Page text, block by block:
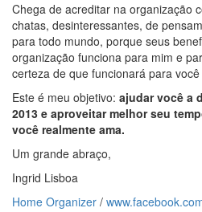
Chega de acreditar na organização
chatas, desinteressantes, de
para todo mundo, porque seus
organização funciona para mim e
certeza de que funcionará para
Este é meu objetivo: ajudar você a
2013 e aproveitar melhor seu
você realmente ama.
Um grande abraço,
Ingrid Lisboa
Home Organizer /